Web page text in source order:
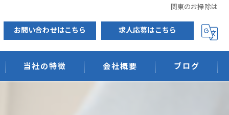
関東のお掃除は
お問い合わせはこちら 求人応募はこちら
当社の特徴 会社概要 ブログ